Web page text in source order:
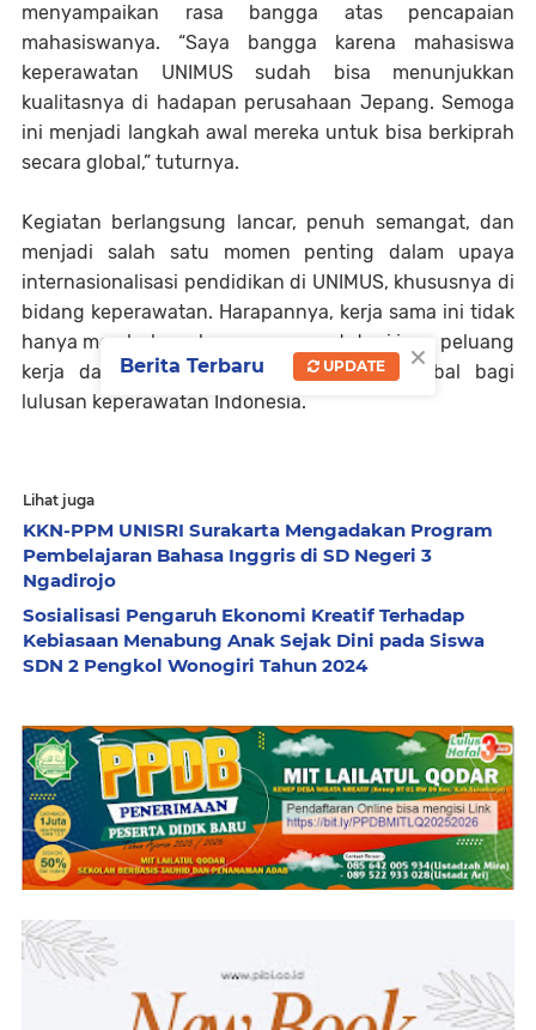
menyampaikan rasa bangga atas pencapaian
mahasiswanya. “Saya bangga karena mahasiswa
keperawatan UNIMUS sudah bisa menunjukkan
kualitasnya di hadapan perusahaan Jepang. Semoga
ini menjadi langkah awal mereka untuk bisa berkiprah
secara global,” tuturnya.
Kegiatan berlangsung lancar, penuh semangat, dan
menjadi salah satu momen penting dalam upaya
internasionalisasi pendidikan di UNIMUS, khususnya di
bidang keperawatan. Harapannya, kerja sama ini tidak
hanya membuka peluang magang, tetapi juga peluang
kerja dan pengembangan kompetensi global bagi
lulusan keperawatan Indonesia.
Lihat juga
KKN-PPM UNISRI Surakarta Mengadakan Program
Pembelajaran Bahasa Inggris di SD Negeri 3
Ngadirojo
Sosialisasi Pengaruh Ekonomi Kreatif Terhadap
Kebiasaan Menabung Anak Sejak Dini pada Siswa
SDN 2 Pengkol Wonogiri Tahun 2024
×
Berita Terbaru UPDATE